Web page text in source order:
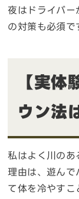
夜はドライバー
の対策も必須で
【実体
ウン法
私はよく川のあ
理由は、遊んで
て体を冷やすこ